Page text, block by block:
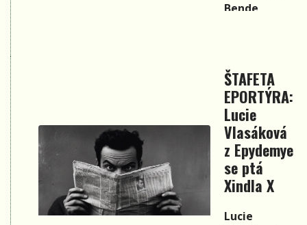
Bende,
které se
ptal Petr
Kocman, se
ptá Pavlíny
Jíšové…
ŠTAFETA
EPORTÝRA:
Lucie
Vlasáková
z Epydemye
se ptá
Xindla X
Lucie